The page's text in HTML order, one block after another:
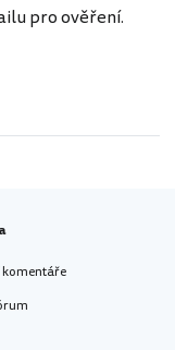
pro ověření.
komentáře